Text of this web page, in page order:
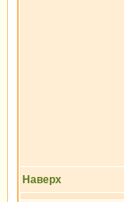
Наверх